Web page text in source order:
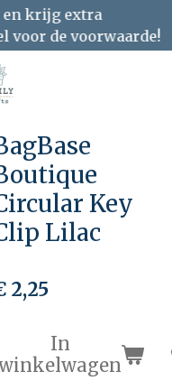
en krijg extra
voor de voorwaarde!
Key
Lilac
2,25
In